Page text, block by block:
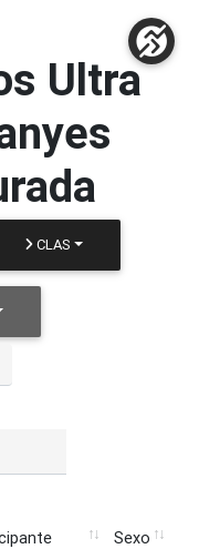
Ultra
CLAS
Sexo